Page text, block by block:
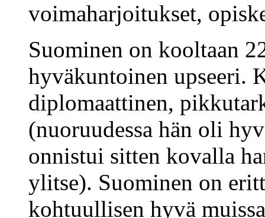
voimaharjoitukset,
Suominen on kooltaan
hyväkuntoinen upseeri.
diplomaattinen,
(nuoruudessa hän oli
onnistui sitten kovalla
ylitse). Suominen on
kohtuullisen hyvä